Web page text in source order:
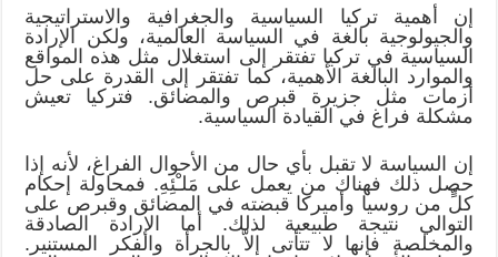
إن أهمية تركيا السياسية والجغرافية والاستراتيجية
والجيولوجية بالغة في السياسة العالمية، ولكن الإرادة
السياسية في تركيا تفتقر إلى استغلال مثل هذه المواقع
والموارد البالغة الأهمية، كما تفتقر إلى القدرة على حل
أزمات مثل جزيرة قبرص والمضائق. فتركيا تعيش
مشكلة فراغ في القيادة السياسية.
إن السياسة لا تقبل بأي حال من الأحوال الفراغ، لأنه إذا
حصل ذلك فهناك من يعمل على مَلـْئِهِ. فمحاولة إحكام
كلٍّ من روسيا وأميركا قبضته في المضائق وقبرص على
التوالي نتيجة طبيعية لذلك. أما الإرادة الصادقة
والمخلصة فإنها لا تتأتى إلاّ بالجرأة والفكر المستنير.